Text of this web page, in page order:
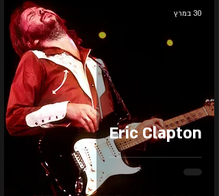
Eric Clapton
30 במרץ